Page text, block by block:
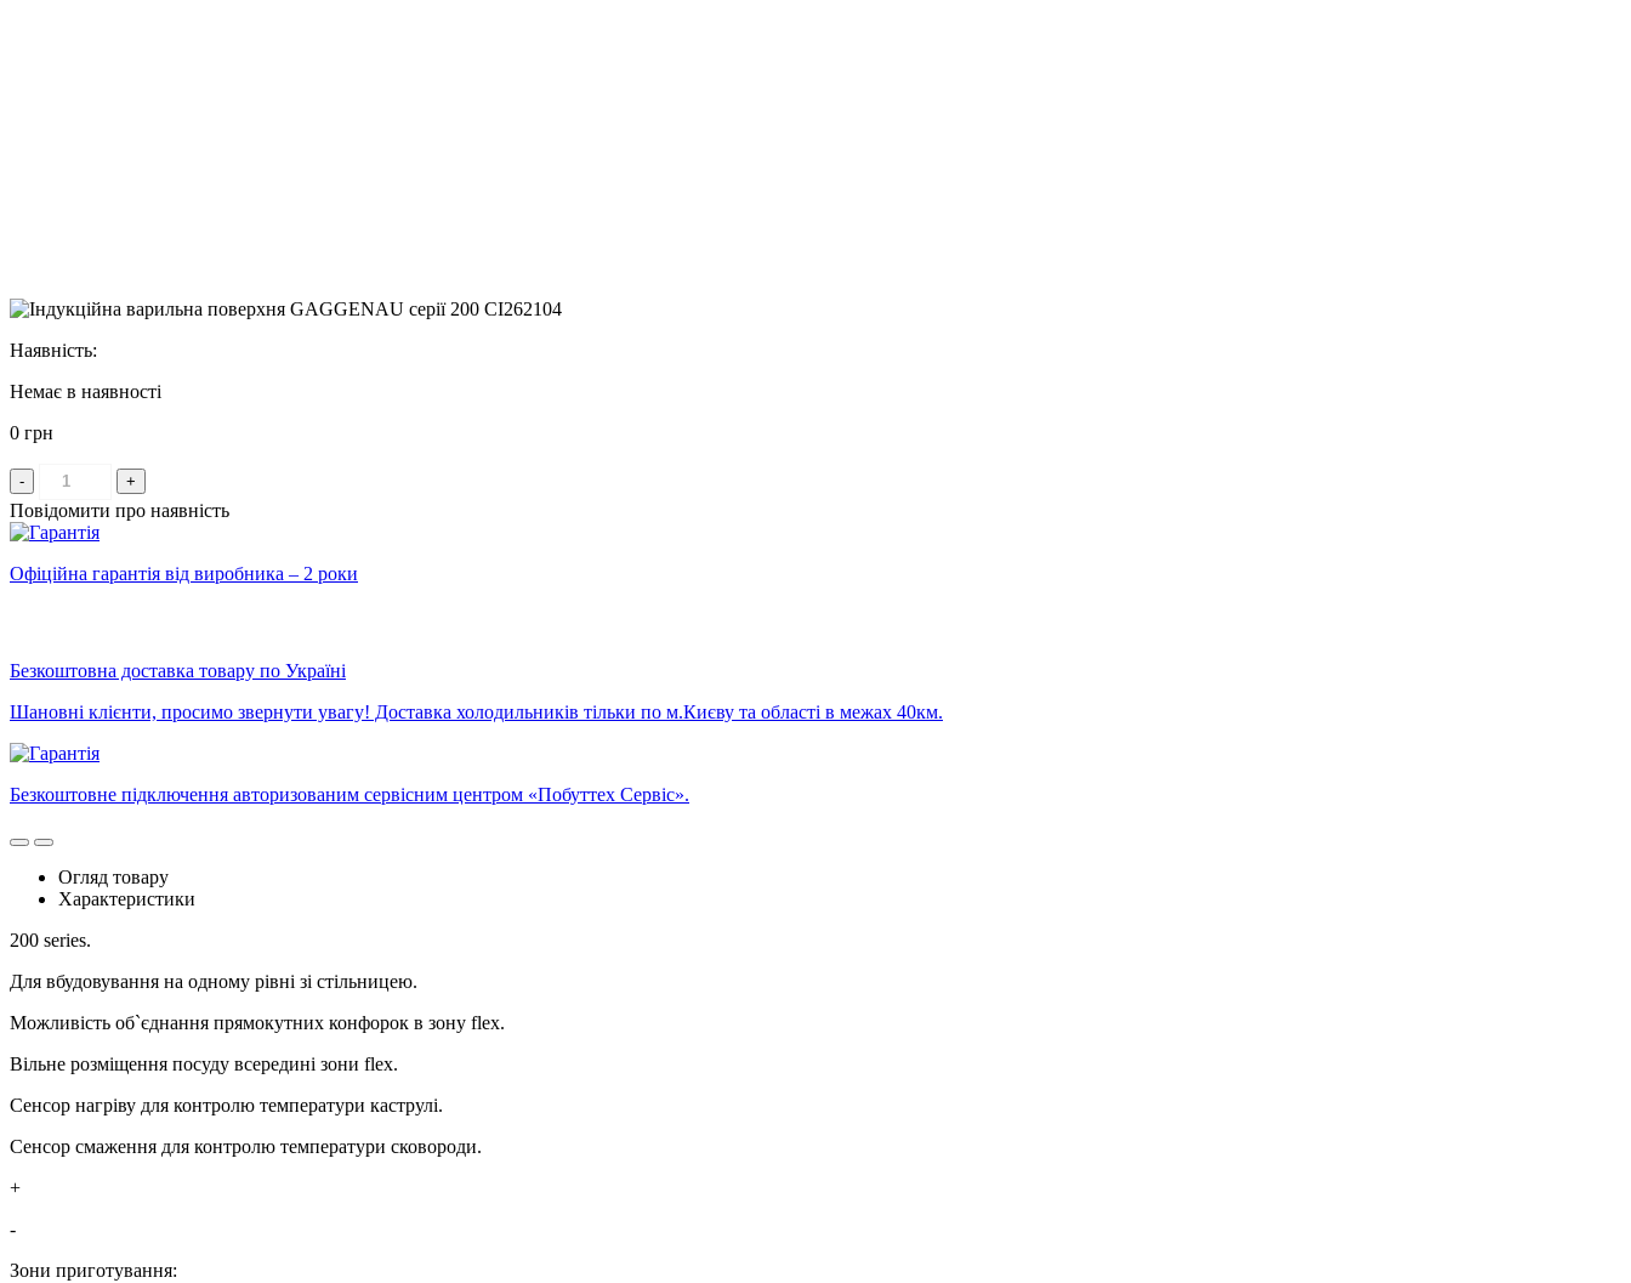
Наявність:
Немає в наявності
0 грн
- +
Повідомити про наявність
Офіційна гарантія від виробника – 2 роки
Безкоштовна доставка товару по Україні
Шановні клієнти, просимо звернути увагу! Доставка холодильників тільки по м.Києву та області в межах 40км.
Безкоштовне підключення авторизованим сервісним центром «Побуттех Сервіс».
Огляд товару
Характеристики
200 series.
Для вбудовування на одному рівні зі стільницею.
Можливість об`єднання прямокутних конфорок в зону flex.
Вільне розміщення посуду всередині зони flex.
Сенсор нагріву для контролю температури каструлі.
Сенсор смаження для контролю температури сковороди.
+
-
Зони приготування: